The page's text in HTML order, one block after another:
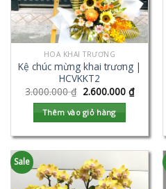
HOA KHAI TRƯƠNG
Kệ chúc mừng khai trương |
HCVKKT2
3.000.000₫ 2.600.000 ₫
Thêm vào giỏ hàng
Sale